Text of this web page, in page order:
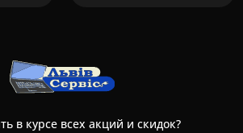
в курсе всех акций и скидок?